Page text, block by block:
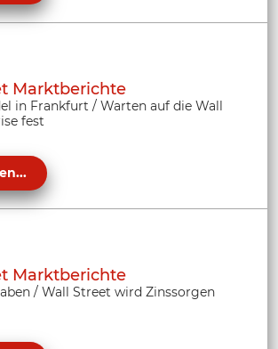
Marktberichte
in Frankfurt / Warten auf die Wall
fest
Marktberichte
/ Wall Street wird Zinssorgen